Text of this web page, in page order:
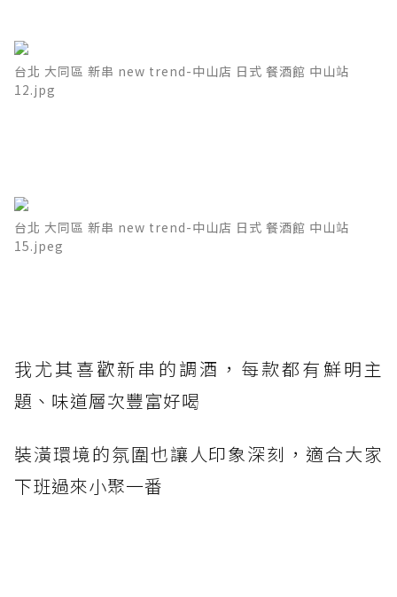
台北 大同區 新串 new trend-中山店 日式 餐酒館 中山站
12.jpg
台北 大同區 新串 new trend-中山店 日式 餐酒館 中山站
15.jpeg
我尤其喜歡新串的調酒，每款都有鮮明主
題、味道層次豐富好喝
裝潢環境的氛圍也讓人印象深刻，適合大家
下班過來小聚一番